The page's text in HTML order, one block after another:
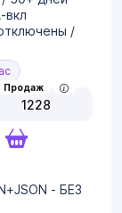
вкл
/
Продаж
1228
- БЕЗ